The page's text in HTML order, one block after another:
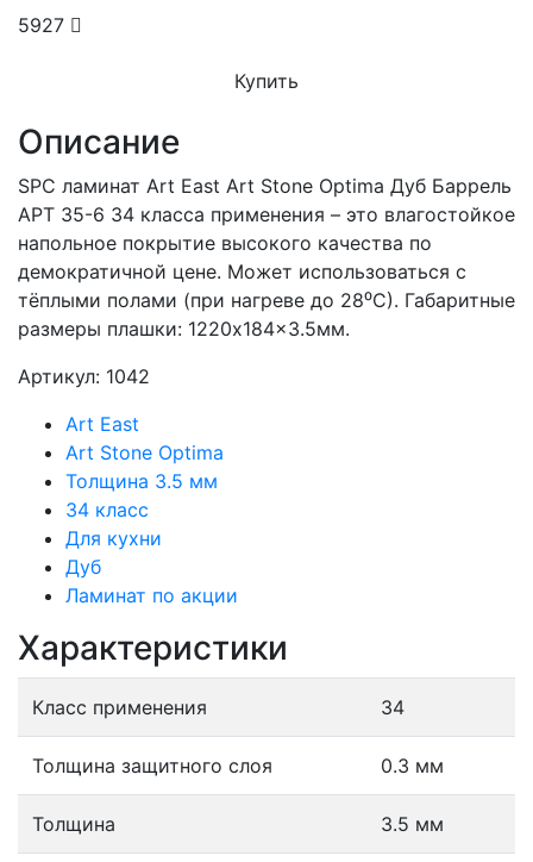
5927
Купить
Описание
SPC ламинат Art East Art Stone Optima Дуб Баррель
APT 35-6 34 класса применения – это влагостойкое
напольное покрытие высокого качества по
демократичной цене. Может использоваться с
тёплыми полами (при нагреве до 28⁰С). Габаритные
размеры плашки: 1220x184x3.5мм.
Артикул: 1042
Art East
Art Stone Optima
Толщина 3.5 мм
34 класс
Для кухни
Дуб
Ламинат по акции
Характеристики
Класс применения 34
Толщина защитного слоя 0.3 мм
Толщина 3.5 мм